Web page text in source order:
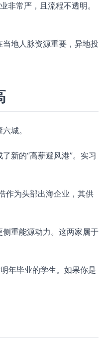
非常严，且流程不透明。
地人脉资源重要，异地投
城。
新的“高薪避风港”。实习
作为头部出海企业，其供
重能源动力。这两家属于
年毕业的学生。如果你是